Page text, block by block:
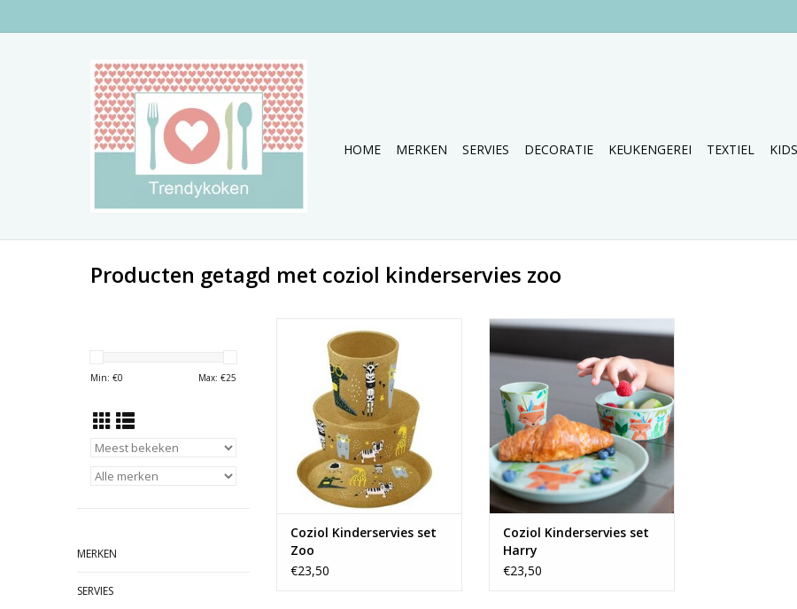
HOME MERKEN SERVIES DECORATIE KEUKENGEREI TEXTIEL
Producten getagd met coziol kinderservies zoo
Min: €0 Max: €25
MERKEN
SERVIES
Super leuke 3 delige set
kinderservies set Zoo.
TOEVOEGEN AAN WINKELWAGEN
Coziol Kinderservies set
Zoo
€23,50
Super leuke 3 delige set
TOEVOEGEN AAN WINKELWAGEN
Coziol Kinderservies set
Harry
€23,50